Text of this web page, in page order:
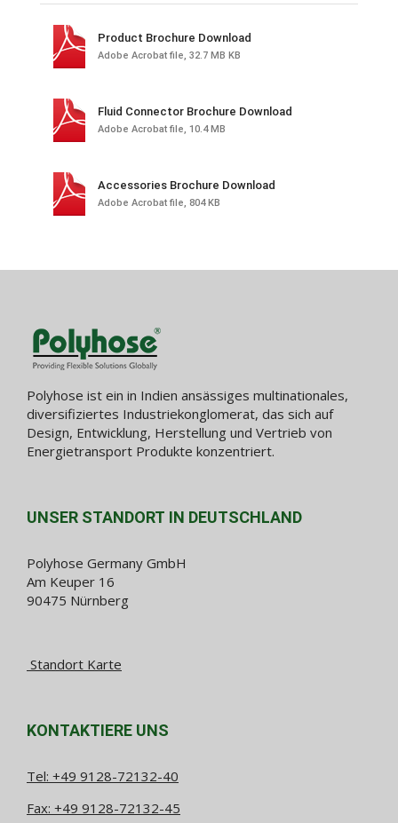
Product Brochure Download
Adobe Acrobat file, 32.7 MB KB
Fluid Connector Brochure Download
Adobe Acrobat file, 10.4 MB
Accessories Brochure Download
Adobe Acrobat file, 804 KB
Polyhose ist ein in Indien ansässiges multinationales,
diversifiziertes Industriekonglomerat, das sich auf
Design, Entwicklung, Herstellung und Vertrieb von
Energietransport Produkte konzentriert.
UNSER STANDORT IN DEUTSCHLAND
Polyhose Germany GmbH
Am Keuper 16
90475 Nürnberg
Standort Karte
KONTAKTIERE UNS
Tel: +49 9128-72132-40
Fax: +49 9128-72132-45